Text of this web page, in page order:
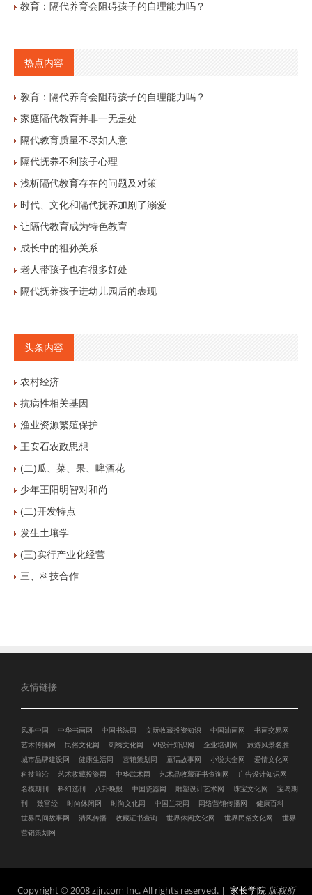
教育：隔代养育会阻碍孩子的自理能力吗？
热点内容
教育：隔代养育会阻碍孩子的自理能力吗？
家庭隔代教育并非一无是处
隔代教育质量不尽如人意
隔代抚养不利孩子心理
浅析隔代教育存在的问题及对策
时代、文化和隔代抚养加剧了溺爱
让隔代教育成为特色教育
成长中的祖孙关系
老人带孩子也有很多好处
隔代抚养孩子进幼儿园后的表现
头条内容
农村经济
抗病性相关基因
渔业资源繁殖保护
王安石农政思想
(二)瓜、菜、果、啤酒花
少年王阳明智对和尚
(二)开发特点
发生土壤学
(三)实行产业化经营
三、科技合作
友情链接
风雅中国 中华书画网 中国书法网 文玩收藏投资知识 中国油画网
书画交易网
艺术传播网
民俗文化网 刺绣文化网 VI设计知识网 企业培训网
旅游风景名胜
城市品牌建设网
健康生活网 营销策划网 童话故事网 小说大全网
爱情文化网
科技前沿
艺术收藏投资网 中华武术网 艺术品收藏证书查询网
广告设计知识网
名模期刊
科幻选刊 八卦晚报 中国瓷器网 雕塑设计艺术网 珠宝文化网
宝岛期
刊
致富经 时尚休闲网 时尚文化网 中国兰花网 网络营销传播网
健康百科
世界民间故事网
清风传播 收藏证书查询 世界休闲文化网 世界民俗文化网
世界
营销策划网
Copyright © 2008 zjjr.com Inc. All rights reserved. | 家长学院 版权所